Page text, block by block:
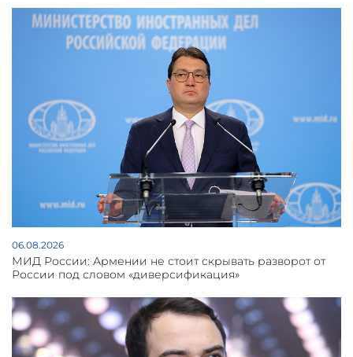
06.08.2026
МИД России: Армении не стоит скрывать разворот от
России под словом «диверсификация»